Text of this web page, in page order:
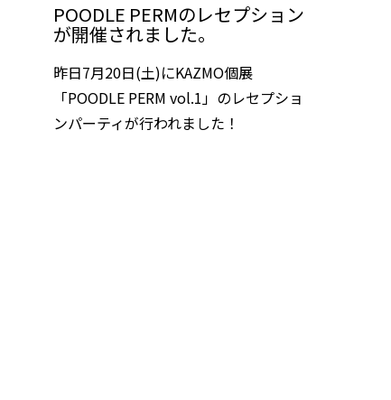
POODLE PERMのレセプション
が開催されました。
昨日7月20日(土)にKAZMO個展
「POODLE PERM vol.1」のレセプショ
ンパーティが行われました！